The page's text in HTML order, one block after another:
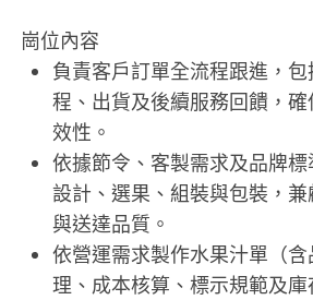
崗位內容
負責客戶訂單全流程跟進，
程、出貨及後續服務回饋，
效性。
依據節令、客製需求及品牌
設計、選果、組裝與包裝，
與送達品質。
依營運需求製作水果汁單（
理、成本核算、標示規範及